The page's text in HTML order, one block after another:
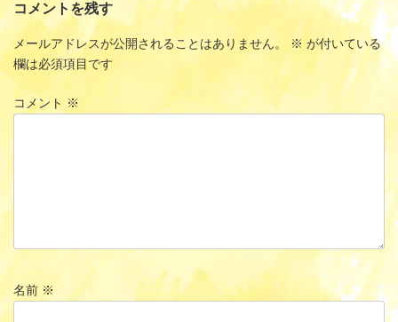
コメントを残す
メールアドレスが公開されることはありません。 ※ が付いている
欄は必須項目です
コメント ※
名前 ※